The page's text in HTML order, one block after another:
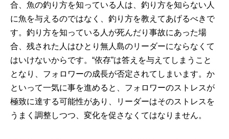
合、魚の釣り方を知っている人は、釣り方を知らない人
に魚を与えるのではなく、釣り方を教えてあげるべきで
す。釣り方を知っている人が死んだり事故にあった場
合、残された人はひとり無人島のリーダーにならなくて
はいけないからです。“依存”は答えを与えてしまうこと
となり、フォロワーの成長が否定されてしまいます。か
といって一気に事を進めると、フォロワーのストレスが
極致に達する可能性があり、リーダーはそのストレスを
うまく調整しつつ、変化を促さなくてはなりません。